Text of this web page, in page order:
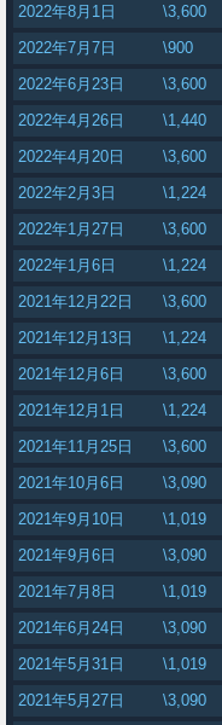
2022年8月1日
\3,600
2022年7月7日
\900
2022年6月23日
\3,600
2022年4月26日
\1,440
2022年4月20日
\3,600
2022年2月3日
\1,224
2022年1月27日
\3,600
2022年1月6日
\1,224
2021年12月22日
\3,600
2021年12月13日
\1,224
2021年12月6日
\3,600
2021年12月1日
\1,224
2021年11月25日
\3,600
2021年10月6日
\3,090
2021年9月10日
\1,019
2021年9月6日
\3,090
2021年7月8日
\1,019
2021年6月24日
\3,090
2021年5月31日
\1,019
2021年5月27日
\3,090